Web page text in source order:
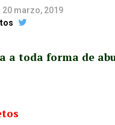
20 marzo, 2019
a toda forma de